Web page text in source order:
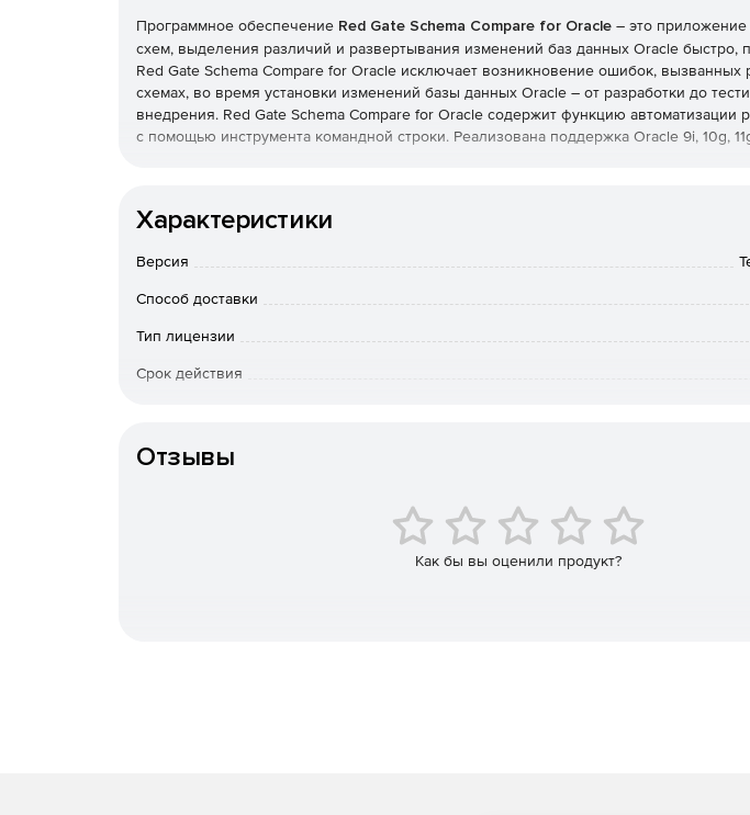
Программное обеспечение Red Gate Schema Compare for Oracle – это приложение
схем, выделения различий и развертывания изменений баз данных Oracle быстро,
Red Gate Schema Compare for Oracle исключает возникновение ошибок, вызванных
схемах, во время установки изменений базы данных Oracle – от разработки до
внедрения. Red Gate Schema Compare for Oracle содержит функцию автоматизации
с помощью инструмента командной строки. Реализована поддержка Oracle 9i, 10g,
Развертывание изменений – автоматическая безошибочная синхронизация
Сравнение схем – пошаговое отображение изменений в создании сценариев
Фиксация изменений – создание снимков экрана в целях сохранения структуры
Непрерывная интеграция – автоматизация развертывания схемы с помощью
Создание отчетов о различиях в схемах – генерация интерактивных HTML-
информацию обо всех различиях в схемах. Доступны отчеты в форматах CSV и
Характеристики
Версия
Способ доставки
Тип лицензии
Срок действия
Отзывы
Как бы вы оценили продукт?